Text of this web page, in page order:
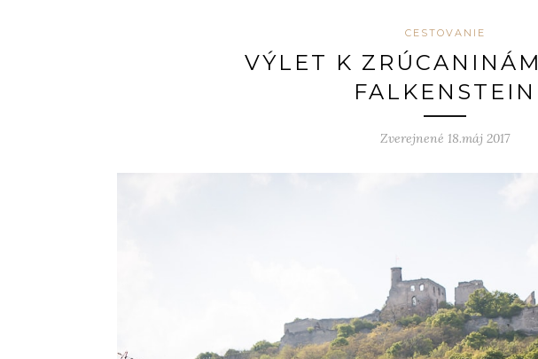
CESTOVANIE
VÝLET K
FALKENSTEIN
Zverejnené 18.máj 2017